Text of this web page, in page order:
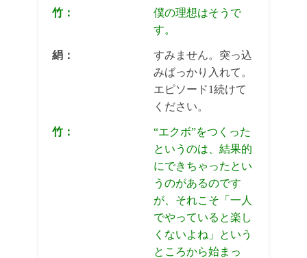
竹：
僕の理想はそうで
す。
絹：
すみません。突っ込
みばっかり入れて。
エピソード1続けて
ください。
竹：
“エクボ”をつくった
というのは、結果的
にできちゃったとい
うのがあるのです
が、それこそ「一人
でやっていると楽し
くないよね」という
ところから始まっ